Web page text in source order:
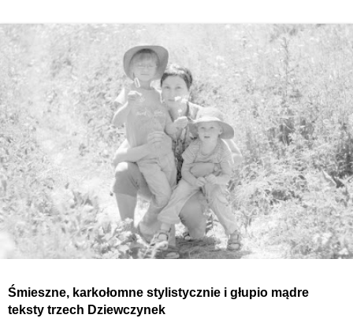
Śmieszne, karkołomne stylistycznie i głupio mądre
teksty trzech Dziewczynek